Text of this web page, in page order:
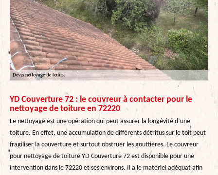
YD Couverture 72 : le couvreur à contacter pour le
nettoyage de toiture en 72220
Le nettoyage est une opération qui peut assurer la longévité d’une
toiture. En effet, une accumulation de différents détritus sur le toit peut
fragiliser la couverture et surtout obstruer les gouttières. Le couvreur
pour nettoyage de toiture YD Couverture 72 est disponible pour une
intervention dans le 72220 et ses environs. Il a le matériel adéquat afin